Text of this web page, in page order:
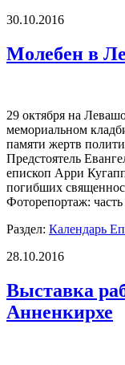
30.10.2016
Молебен в
29 октября на
мемориальном
памяти жертв
Предстоятель
епископ Арри
погибших
Фоторепортаж:
Раздел: Календарь
28.10.2016
Выставка
Анненкирхе